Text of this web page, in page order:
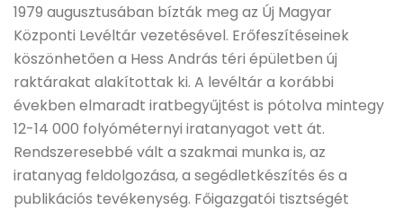
1979 augusztusában bízták meg az Új Magyar
Központi Levéltár vezetésével. Erőfeszítéseinek
köszönhetően a Hess András téri épületben új
raktárakat alakítottak ki. A levéltár a korábbi
években elmaradt iratbegyűjtést is pótolva mintegy
12-14 000 folyóméternyi iratanyagot vett át.
Rendszeresebbé vált a szakmai munka is, az
iratanyag feldolgozása, a segédletkészítés és a
publikációs tevékenység. Főigazgatói tisztségét